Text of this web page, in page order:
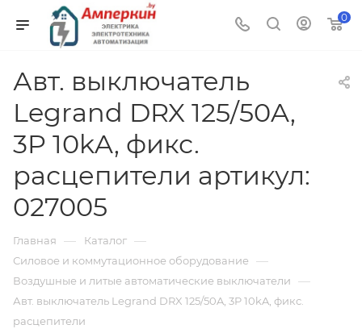
0
Авт. выключатель
Legrand DRX 125/50A,
3P 10kA, фикс.
расцепители артикул:
027005
Главная — Каталог —
Силовое и коммутационное оборудование —
Воздушные и литые автоматические выключатели —
Авт. выключатель Legrand DRX 125/50A, 3P 10kA, фикс.
расцепители